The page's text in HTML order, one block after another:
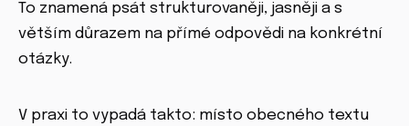
To znamená psát strukturovaněji, jasněji a s
větším důrazem na přímé odpovědi na konkrétní
otázky.
V praxi to vypadá takto: místo obecného textu